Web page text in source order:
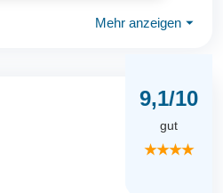
Mehr anzeigen ⏷
9,1/10
gut
★★★★